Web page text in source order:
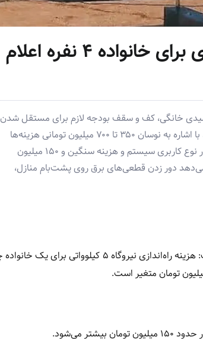
هزینه راه‌اندازی نیروگاه خورشیدی برای خانواده ۴ نفره اعلام
خانگی، کف و سقف بودجه لازم برای مستقل شدن
از شبکه برق را اعلام کرد. محسن طرزطلب، رئیس سازمان ساتبا، با اشاره به نوسان ۳۵۰ تا ۷۰۰ میلیون تومانی هزینه‌ها
برای یک خانواده چهار نفره، کلید این تفاوت قیمت چشمگیر را در نوع کاربری سیستم و هزینه سنگین و ۱۵۰ میلیون
دور زدن قطعی‌های برق روی پشت‌بام منازل،
به نقل از فرارو؛ معاون وزیر نیرو و رئیس سازمان ساتبا گفت: هزینه راه‌اندازی
می‌شود.